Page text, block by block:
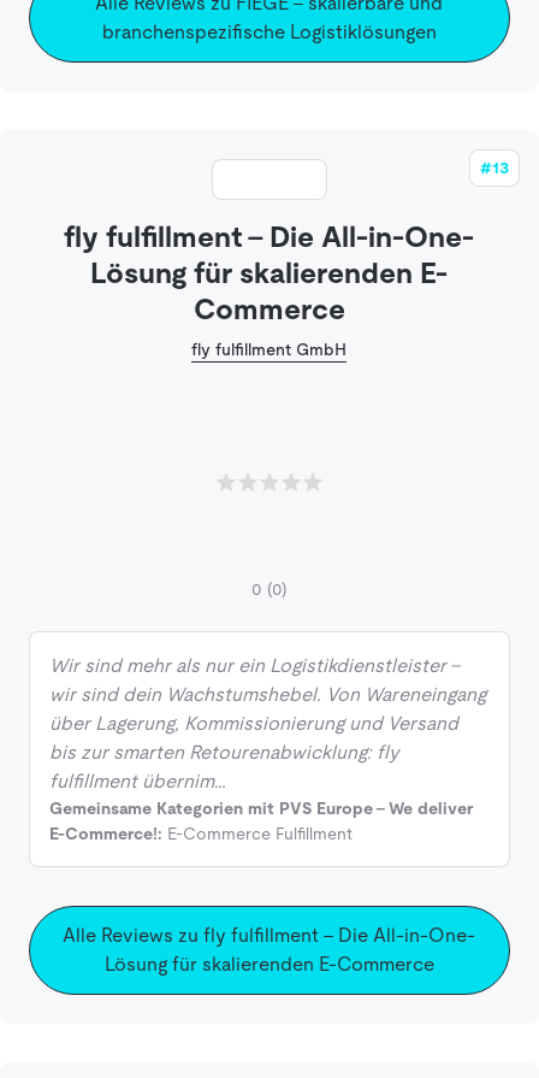
branchenspezifische Logistiklösungen
#13
fly fulfillment – Die All-in-One-
Lösung für skalierenden E-
Commerce
fly fulfillment GmbH
0 (0)
Wir sind mehr als nur ein Logistikdienstleister –
wir sind dein Wachstumshebel. Von Wareneingang
über Lagerung, Kommissionierung und Versand
bis zur smarten Retourenabwicklung: fly
fulfillment übernim…
Gemeinsame Kategorien mit PVS Europe - We deliver
E-Commerce!: E-Commerce Fulfillment
Alle Reviews zu fly fulfillment – Die All-in-One-
Lösung für skalierenden E-Commerce